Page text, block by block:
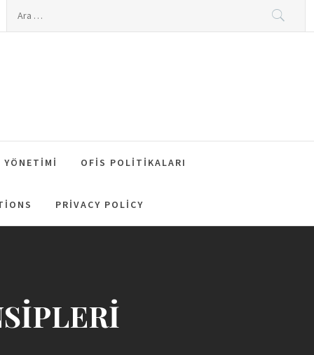
YÖNETIMI OFIS POLITIKALARI
PRIVACY POLICY